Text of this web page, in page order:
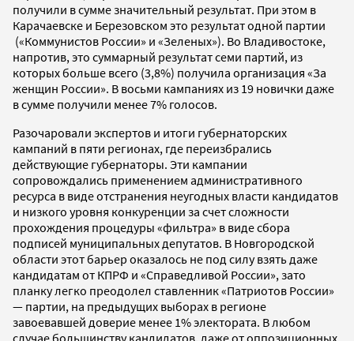
получили в сумме значительный результат. При этом в
Карачаевске и Березовском это результат одной партии
(«Коммунистов России» и «Зеленых»). Во Владивостоке,
напротив, это суммарный результат семи партий, из
которых больше всего (3,8%) получила организация «За
женщин России». В восьми кампаниях из 19 новички даже
в сумме получили менее 7% голосов.
Разочаровали экспертов и итоги губернаторских
кампаний в пяти регионах, где переизбрались
действующие губернаторы. Эти кампании
сопровождались применением административного
ресурса в виде отстранения неугодных власти кандидатов
и низкого уровня конкуренции за счет сложности
прохождения процедуры «фильтра» в виде сбора
подписей муниципальных депутатов. В Новгородской
области этот барьер оказалось не под силу взять даже
кандидатам от КПРФ и «Справедливой России», зато
планку легко преодолел ставленник «Патриотов России»
— партии, на предыдущих выборах в регионе
завоевавшей доверие менее 1% электората. В любом
случае большинству кандидатов, даже от оппозиционных